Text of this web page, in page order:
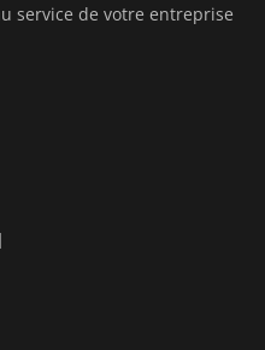
service de votre entreprise